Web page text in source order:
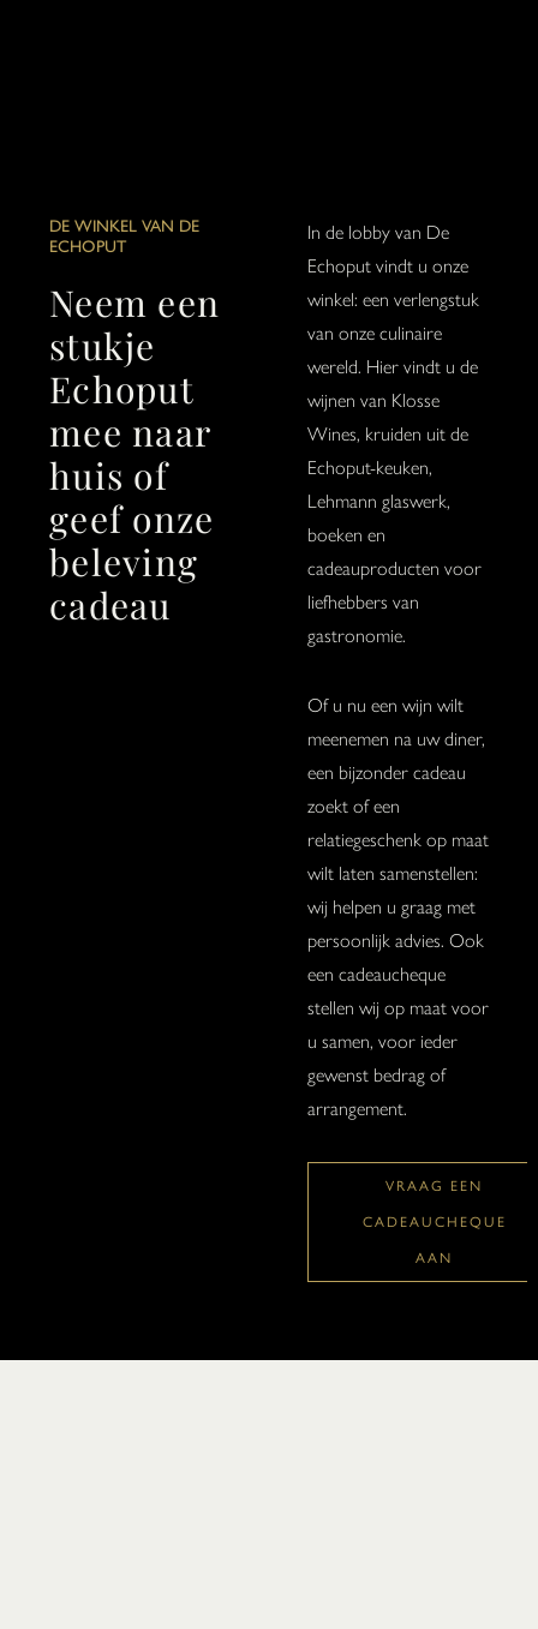
Neem een
stukje
Echoput
mee naar
huis of
geef onze
beleving
cadeau
DE WINKEL VAN DE
ECHOPUT
In de lobby van De
Echoput vindt u onze
winkel: een verlengstuk
van onze culinaire
wereld. Hier vindt u de
wijnen van Klosse
Wines, kruiden uit de
Echoput-keuken,
Lehmann glaswerk,
boeken en
cadeauproducten voor
liefhebbers van
gastronomie.
Of u nu een wijn wilt
meenemen na uw diner,
een bijzonder cadeau
zoekt of een
relatiegeschenk op maat
wilt laten samenstellen:
wij helpen u graag met
persoonlijk advies. Ook
een cadeaucheque
stellen wij op maat voor
u samen, voor ieder
gewenst bedrag of
arrangement.
VRAAG EEN
CADEAUCHEQUE
AAN